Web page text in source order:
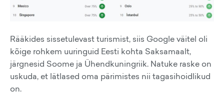
Rääkides sissetulevast turismist, siis Google väitel oli
kõige rohkem uuringuid Eesti kohta Saksamaalt,
järgnesid Soome ja Ühendkuningriik. Natuke raske on
uskuda, et lätlased oma pärimistes nii tagasihoidlikud
on.